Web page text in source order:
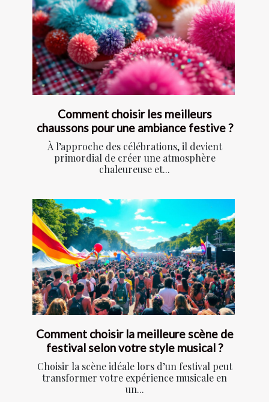
Comment choisir les meilleurs
chaussons pour une ambiance festive ?
À l’approche des célébrations, il devient
primordial de créer une atmosphère
chaleureuse et...
Comment choisir la meilleure scène de
festival selon votre style musical ?
Choisir la scène idéale lors d’un festival peut
transformer votre expérience musicale en
un...